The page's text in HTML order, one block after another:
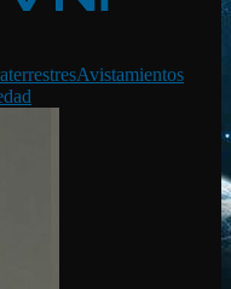
Avistamientos